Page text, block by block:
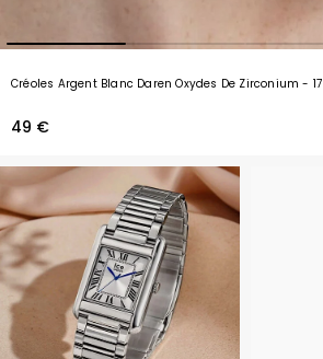
Créoles Argent Blanc Daren Oxydes De Zirconium-
49 €